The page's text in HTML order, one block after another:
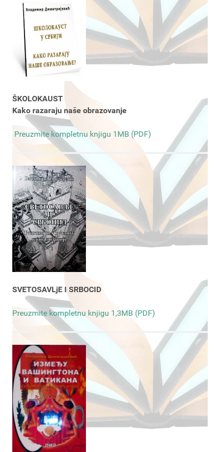
ŠKOLOKAUST
Kako razaraju naše obrazovanje
Preuzmite kompletnu knjigu 1MB (PDF)
SVETOSAVLjE I SRBOCID
Preuzmite kompletnu knjigu 1,3MB (PDF)